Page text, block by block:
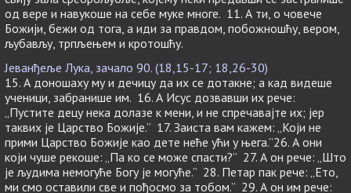
од вере и навукоше на себе муке многе. 11. А ти, о човече
Божији, бежи од тога, а иди за правдом, побожношћу, вером,
љубављу, трпљењем и кротошћу.
Јеванђеље Лука, зачало 90. (18,15-17; 18,26-30)
15. А доношаху му и дечицу да их се дотакне; а кад видеше
ученици, забранише им. 16. А Исус дозвавши их рече:
„Пустите децу нека долазе к мени, и не спречавајте их; јер
таквих је Царство Божије.” 17. Заиста вам кажем: „Који не
прими Царство Божије као дете неће ући у њега.”26. А они
који чуше рекоше: „Па ко се може спасти?” 27. А он рече: „Што
је људима немогуће Богу је могуће.” 28. Петар пак рече: „Ето,
ми смо оставили све и пођосмо за тобом.” 29. А он им рече: